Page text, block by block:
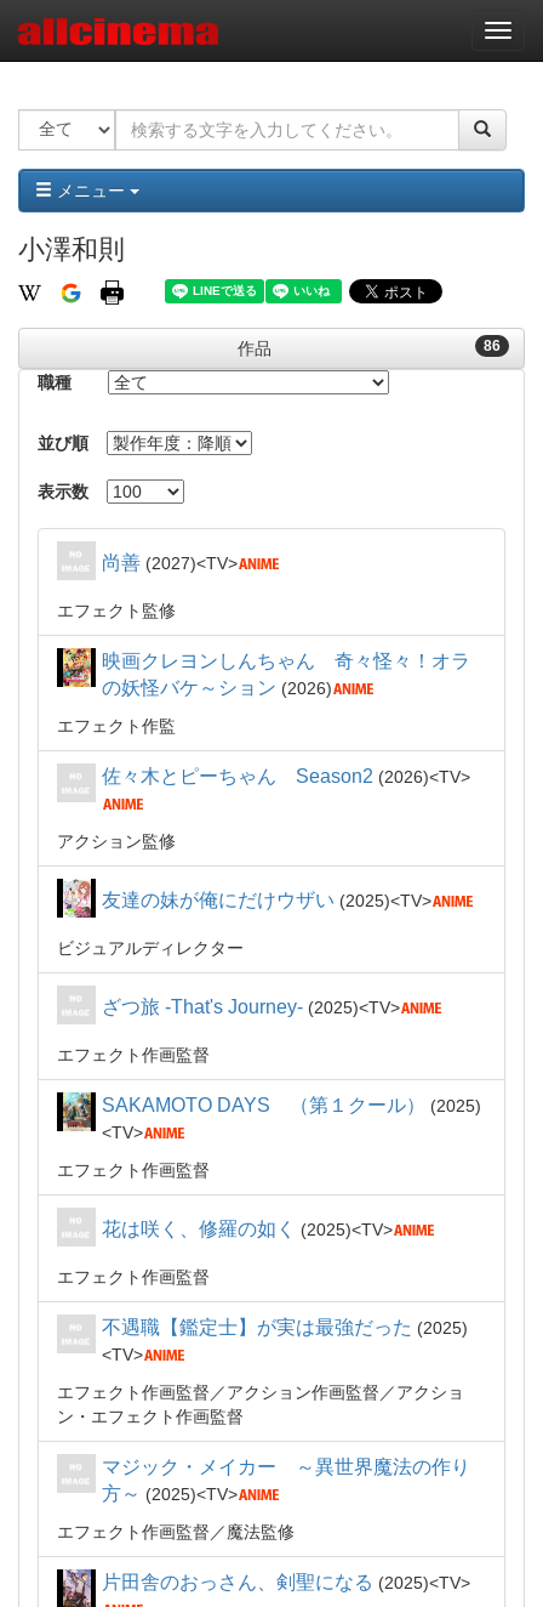
ナ
ビ
ー
ョ
ン
メニュー
小澤和則
86
作品
職種
並び順
表示数
尚善 2027 TV
エフェクト監修
映画クレヨンしんちゃん 奇々怪々！オラ
の妖怪バケ～ション
2026
エフェクト作監
佐々木とピーちゃん Season2 2026 TV
アクション監修
友達の妹が俺にだけウザい 2025 TV
ビジュアルディレクター
ざつ旅 -That's Journey- 2025 TV
エフェクト作画監督
SAKAMOTO DAYS （第１クール）
2025
TV
エフェクト作画監督
花は咲く、修羅の如く 2025 TV
エフェクト作画監督
不遇職【鑑定士】が実は最強だった
2025
TV
エフェクト作画監督
アクション作画監督
アクショ
ン・エフェクト作画監督
マジック・メイカー ～異世界魔法の作り
方～
2025
TV
エフェクト作画監督
魔法監修
片田舎のおっさん、剣聖になる 2025 TV